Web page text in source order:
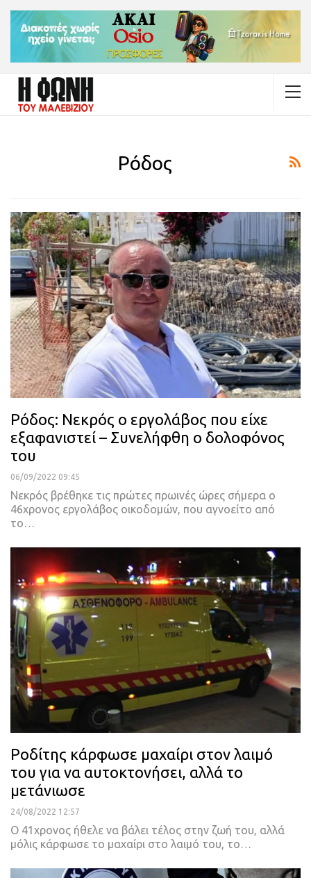
Ρόδος
Ρόδος: Νεκρός ο εργολάβος που είχε
εξαφανιστεί – Συνελήφθη ο δολοφόνος
του
06/09/2022 09:45
Νεκρός βρέθηκε τις πρώτες πρωινές ώρες σήμερα ο
46χρονος εργολάβος οικοδομών, που αγνοείτο από
το…
Ροδίτης κάρφωσε μαχαίρι στον λαιμό
του για να αυτοκτονήσει, αλλά το
μετάνιωσε
24/08/2022 12:57
Ο 41χρονος ήθελε να βάλει τέλος στην ζωή του, αλλά
μόλις κάρφωσε το μαχαίρι στο λαιμό του, το…